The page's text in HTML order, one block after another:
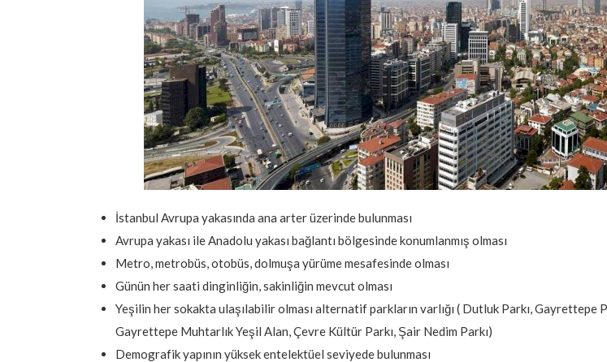
İstanbul Avrupa yakasında ana arter üzerinde bulunması
Avrupa yakası ile Anadolu yakası bağlantı bölgesinde konumlanmış olması
Metro, metrobüs, otobüs, dolmuşa yürüme mesafesinde olması
Günün her saati dinginliğin, sakinliğin mevcut olması
Yeşilin her sokakta ulaşılabilir olması alternatif parkların varlığı ( Dutluk Parkı, Gayrettepe
Gayrettepe Muhtarlık Yeşil Alan, Çevre Kültür Parkı, Şair Nedim Parkı)
Demografik yapının yüksek entelektüel seviyede bulunması